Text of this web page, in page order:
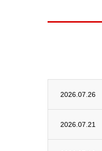
2026.07.26
2026.07.21